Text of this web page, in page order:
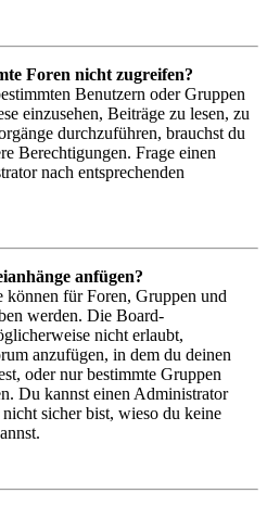
Foren nicht zugreifen?
Benutzern oder Gruppen
einzusehen, Beiträge zu lesen, zu
durchzuführen, brauchst du
Berechtigungen. Frage einen
nach entsprechenden
anfügen?
können für Foren, Gruppen und
werden. Die Board-
nicht erlaubt,
anzufügen, in dem du deinen
oder nur bestimmte Gruppen
Du kannst einen Administrator
sicher bist, wieso du keine